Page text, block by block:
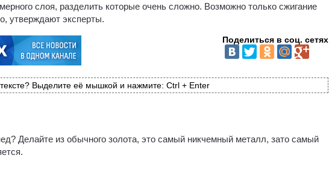
слоя, разделить которые очень сложно. Возможно только сжигание
утверждают эксперты.
Поделиться в соц. сетях
Выделите её мышкой и нажмите: Ctrl + Enter
Делайте из обычного золота, это самый никчемный металл, зато самый